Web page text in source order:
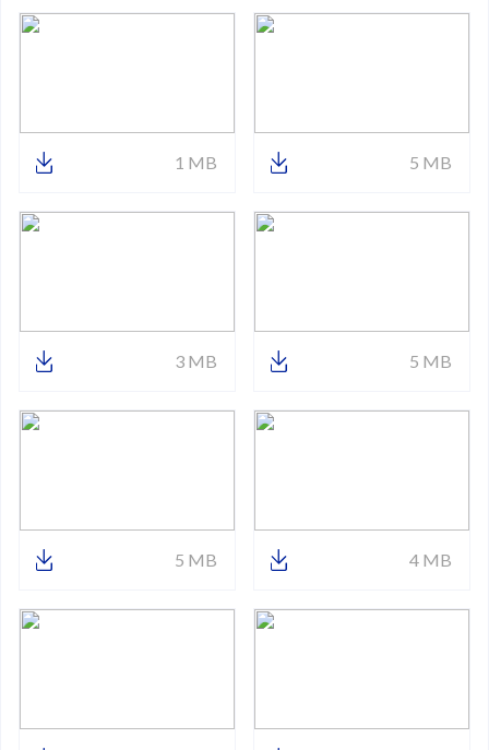
1 MB 5 MB
3 MB 5 MB
5 MB 4 MB